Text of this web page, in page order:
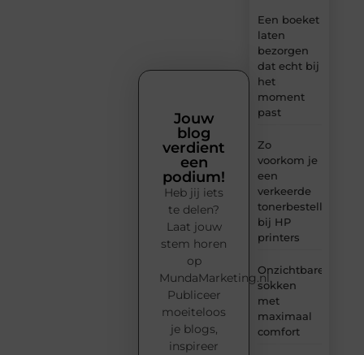
Een boeket
laten
bezorgen
dat echt bij
het
moment
past
Zo
voorkom je
een
verkeerde
tonerbestelling
bij HP
printers
Onzichtbare
sokken
met
maximaal
comfort
Jouw
blog
verdient
een
podium!
Heb jij iets
te delen?
Laat jouw
stem horen
op
MundaMarketing.nl.
Publiceer
moeiteloos
je blogs,
inspireer